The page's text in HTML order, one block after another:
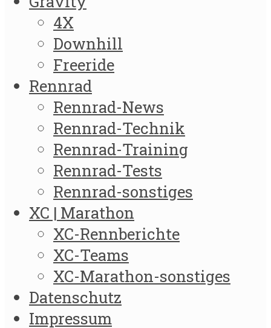
4X
Downhill
Freeride
Rennrad
Rennrad-News
Rennrad-Technik
Rennrad-Training
Rennrad-Tests
Rennrad-sonstiges
XC | Marathon
XC-Rennberichte
XC-Teams
XC-Marathon-sonstiges
Datenschutz
Impressum